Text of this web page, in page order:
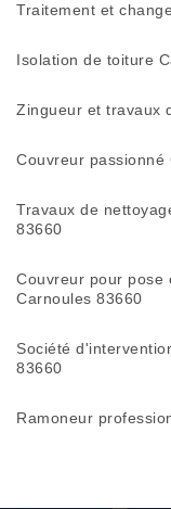
Traitement et
Isolation de toiture
Zingueur et travaux
Couvreur passionné
Travaux de
83660
Couvreur pour pose
Carnoules 83660
Société
83660
Ramoneur